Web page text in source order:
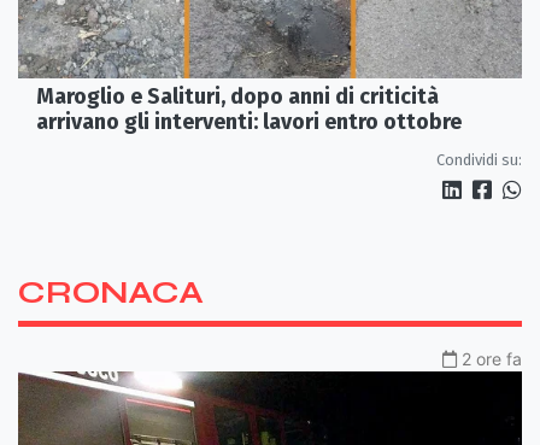
Maroglio e Salituri, dopo anni di criticità
arrivano gli interventi: lavori entro ottobre
Condividi su:
CRONACA
2 ore fa